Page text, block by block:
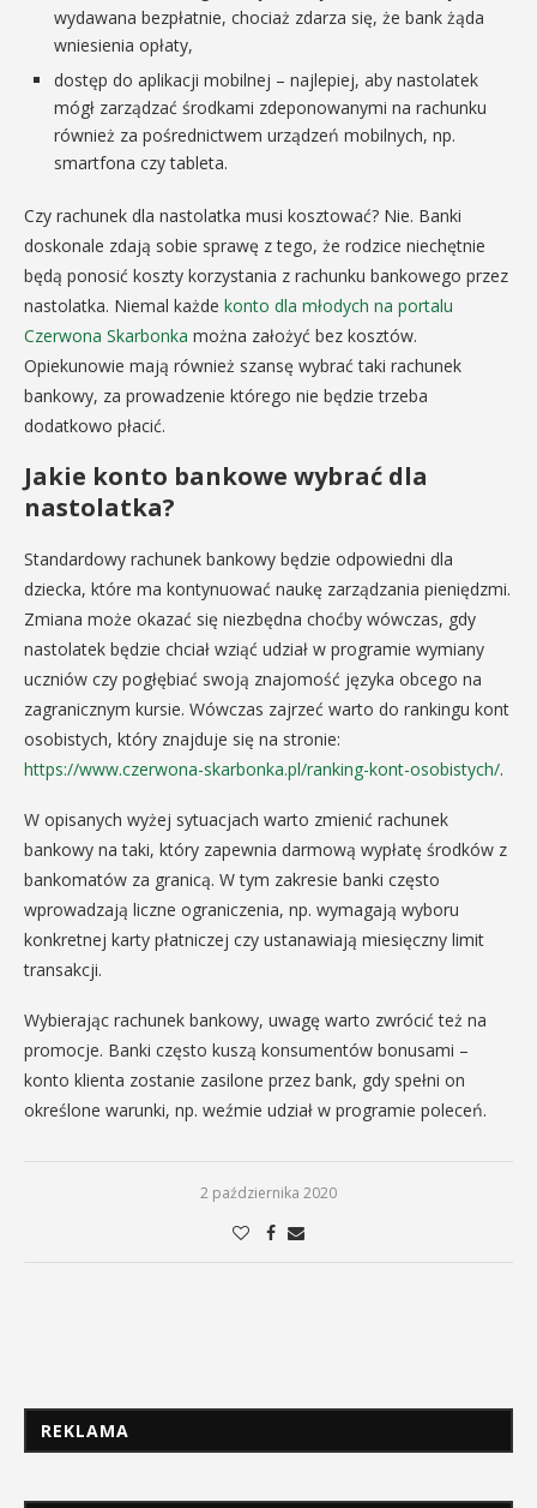
wydawana bezpłatnie, chociaż zdarza się, że bank żąda
wniesienia opłaty,
dostęp do aplikacji mobilnej – najlepiej, aby nastolatek
mógł zarządzać środkami zdeponowanymi na rachunku
również za pośrednictwem urządzeń mobilnych, np.
smartfona czy tableta.
Czy rachunek dla nastolatka musi kosztować? Nie. Banki
doskonale zdają sobie sprawę z tego, że rodzice niechętnie
będą ponosić koszty korzystania z rachunku bankowego przez
nastolatka. Niemal każde konto dla młodych na portalu
Czerwona Skarbonka można założyć bez kosztów.
Opiekunowie mają również szansę wybrać taki rachunek
bankowy, za prowadzenie którego nie będzie trzeba
dodatkowo płacić.
Jakie konto bankowe wybrać dla
nastolatka?
Standardowy rachunek bankowy będzie odpowiedni dla
dziecka, które ma kontynuować naukę zarządzania pieniędzmi.
Zmiana może okazać się niezbędna choćby wówczas, gdy
nastolatek będzie chciał wziąć udział w programie wymiany
uczniów czy pogłębiać swoją znajomość języka obcego na
zagranicznym kursie. Wówczas zajrzeć warto do rankingu kont
osobistych, który znajduje się na stronie:
https://www.czerwona-skarbonka.pl/ranking-kont-osobistych/.
W opisanych wyżej sytuacjach warto zmienić rachunek
bankowy na taki, który zapewnia darmową wypłatę środków z
bankomatów za granicą. W tym zakresie banki często
wprowadzają liczne ograniczenia, np. wymagają wyboru
konkretnej karty płatniczej czy ustanawiają miesięczny limit
transakcji.
Wybierając rachunek bankowy, uwagę warto zwrócić też na
promocje. Banki często kuszą konsumentów bonusami –
konto klienta zostanie zasilone przez bank, gdy spełni on
określone warunki, np. weźmie udział w programie poleceń.
2 października 2020
REKLAMA